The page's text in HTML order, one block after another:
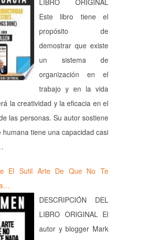
LIBRO ORIGINAL
Este libro tiene el
propósito de
demostrar que existe
un sistema de
organización en el
trabajo y en la vida
la creatividad y la eficacia en el
las personas. Su autor sostiene
humana tiene una capacidad casi
El Sutil Arte De Que No Te
DESCRIPCIÓN DEL
LIBRO ORIGINAL El
autor y blogger Mark